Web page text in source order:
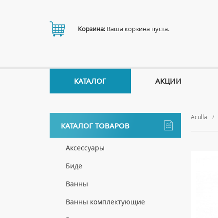
Aculla
КАТАЛОГ ТОВАРОВ
Аксессуары
ДЕРЖАТЕЛИ
Биде
НАПОЛЬНЫЕ БИДЕ
Ванны
АКРИЛОВЫЕ ВАННЫ
Ванны комплектующие
Корзина: Ваша корзина пуста.
КАТАЛОГ АКЦИИ